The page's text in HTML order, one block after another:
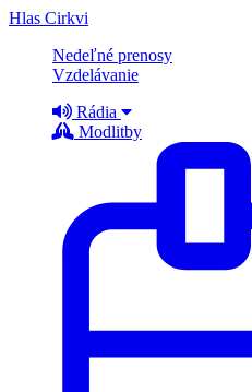
Hlas Cirkvi
Nedeľné prenosy
Vzdelávanie
Rádia
Modlitby